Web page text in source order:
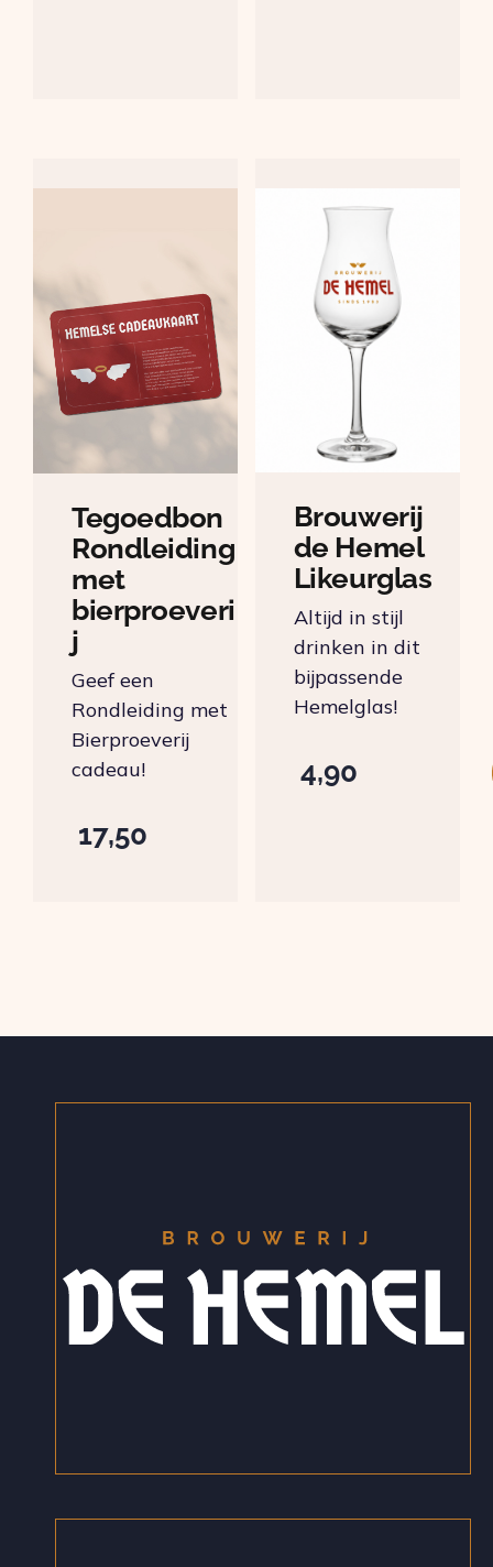
Tegoedbon
Rondleiding
met
bierproeveri
j
Geef een
Rondleiding met
Bierproeverij
cadeau!
17,50
Brouwerij
de Hemel
Likeurglas
Altijd in stijl
drinken in dit
bijpassende
Hemelglas!
4,90